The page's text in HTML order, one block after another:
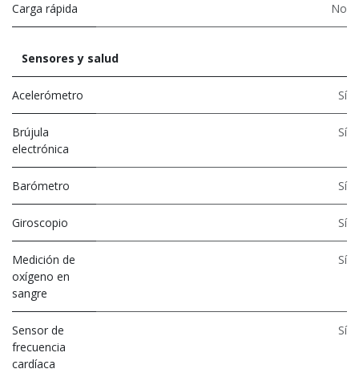
Carga rápida No
Sensores y salud
Acelerómetro Sí
Brújula
electrónica
Sí
Barómetro Sí
Giroscopio Sí
Medición de
oxígeno en
sangre
Sí
Sensor de
frecuencia
cardíaca
Sí